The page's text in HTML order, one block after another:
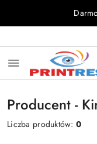
Przejdź do
Przejdź do
Przejdź do
Przejdź do
Przejdź do
Producent -
Liczba produktów:0